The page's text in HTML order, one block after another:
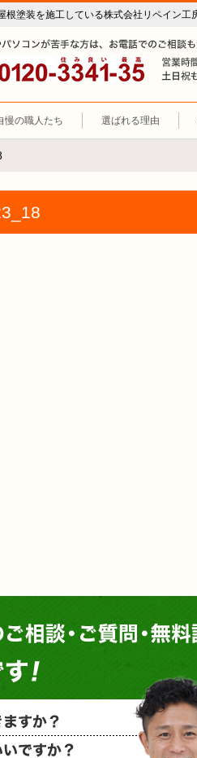
塗装を施工している株式会社リペイン工
装・屋根塗装・雨漏り修理・防
岐阜市、各務原市、羽島郡。
0120-
慢の職人たち 選ばれる理由